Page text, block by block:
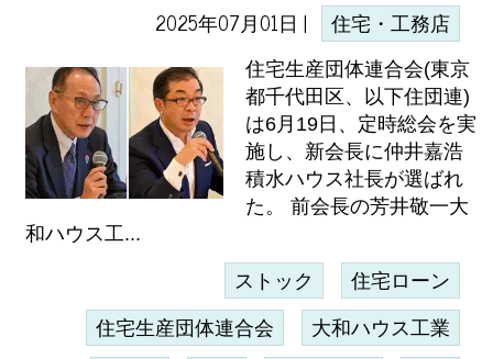
2025年07月01日 | 住宅・工務店
住宅生産団体連合会(東京
都千代田区、以下住団連)
は6月19日、定時総会を実
施し、新会長に仲井嘉浩
積水ハウス社長が選ばれ
た。 前会長の芳井敬一大
和ハウス工...
ストック 住宅ローン
住宅生産団体連合会 大和ハウス工業